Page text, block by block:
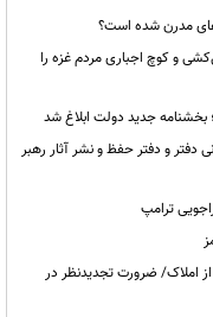
مدرن شده است؟
و کوچ اجباری مردم غزه را
بخشنامه جدید دولت ابلاغ شد
دفتر و دفتر حفظ و نشر آثار رهبر
ترامپ
املاک/ ضرورت تجدیدنظر در